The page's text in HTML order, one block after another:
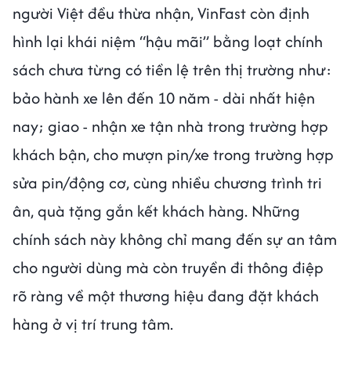
người Việt đều thừa nhận, VinFast còn định
hình lại khái niệm “hậu mãi” bằng loạt chính
sách chưa từng có tiền lệ trên thị trường như:
bảo hành xe lên đến 10 năm - dài nhất hiện
nay; giao - nhận xe tận nhà trong trường hợp
khách bận, cho mượn pin/xe trong trường hợp
sửa pin/động cơ, cùng nhiều chương trình tri
ân, quà tặng gắn kết khách hàng. Những
chính sách này không chỉ mang đến sự an tâm
cho người dùng mà còn truyền đi thông điệp
rõ ràng về một thương hiệu đang đặt khách
hàng ở vị trí trung tâm.